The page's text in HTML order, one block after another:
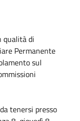
qualità di
Permanente
sul
tenersi presso